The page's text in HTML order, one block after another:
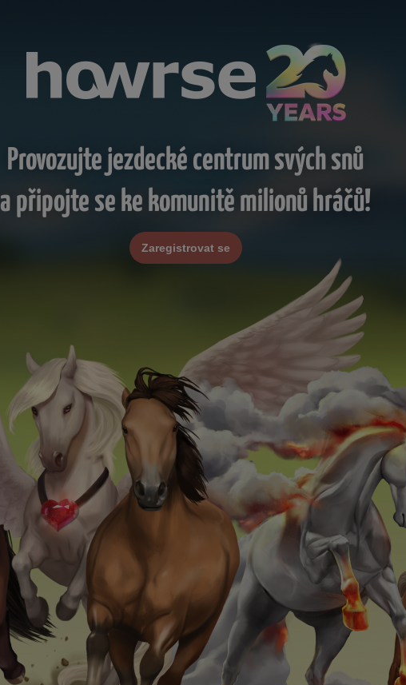
Provozujte jezdecké centrum svých snů
a připojte se ke komunitě milionů hráčů!
Zaregistrovat se